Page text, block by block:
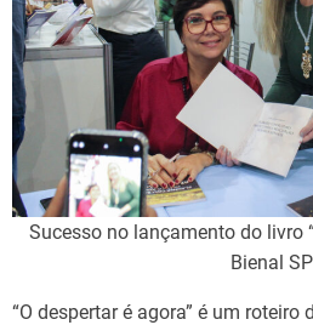
Sucesso no lançamento do livro
Bienal SP
“O despertar é agora” é um roteiro